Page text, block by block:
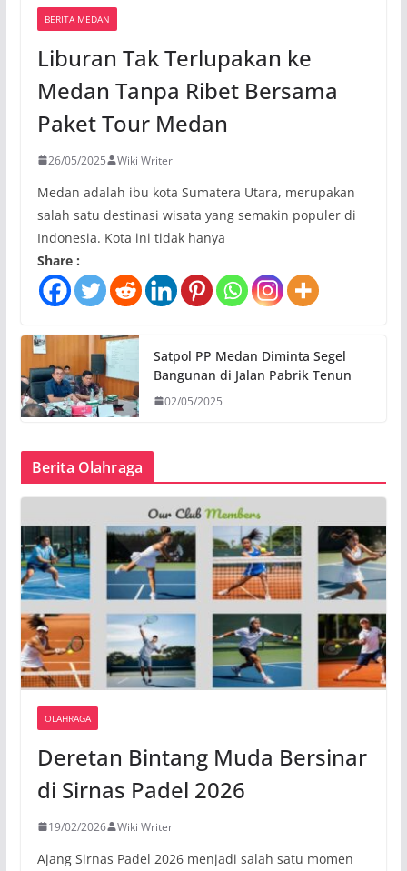
BERITA MEDAN
Liburan Tak Terlupakan ke
Medan Tanpa Ribet Bersama
Paket Tour Medan
26/05/2025 Wiki Writer
Medan adalah ibu kota Sumatera Utara, merupakan
salah satu destinasi wisata yang semakin populer di
Indonesia. Kota ini tidak hanya
Share :
Satpol PP Medan Diminta Segel
Bangunan di Jalan Pabrik Tenun
02/05/2025
Berita Olahraga
OLAHRAGA
Deretan Bintang Muda Bersinar
di Sirnas Padel 2026
19/02/2026 Wiki Writer
Ajang Sirnas Padel 2026 menjadi salah satu momen